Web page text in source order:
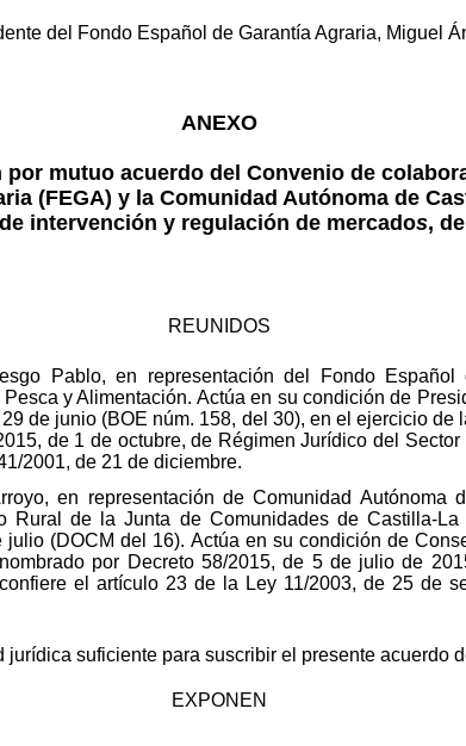
del Fondo Español de Garantía Agraria, Miguel
ANEXO
mutuo acuerdo del Convenio de
(FEGA) y la Comunidad Autónoma de
intervención y regulación de mercados,
REUNIDOS
Pablo, en representación del Fondo Español
y Alimentación. Actúa en su condición de
de junio (BOE núm. 158, del 30), en el ejercicio de
de 1 de octubre, de Régimen Jurídico del
2001, de 21 de diciembre.
en representación de Comunidad Autónoma
Rural de la Junta de Comunidades de Castilla-
(DOCM del 16). Actúa en su condición de
por Decreto 58/2015, de 5 de julio de
el artículo 23 de la Ley 11/2003, de 25 de
suficiente para suscribir el presente acuerdo
EXPONEN